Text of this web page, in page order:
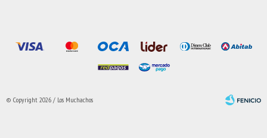
© Copyright 2026 / Los Muchachos